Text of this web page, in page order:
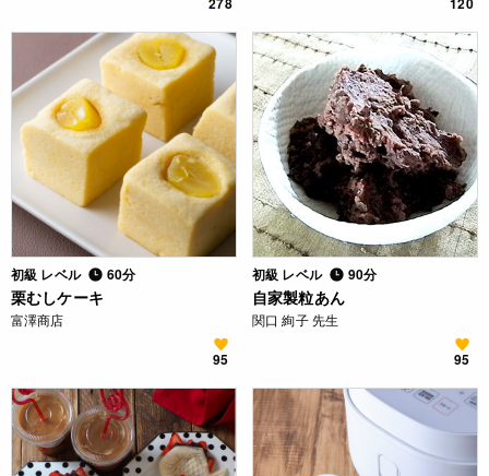
初級 レベル 60分
栗むしケーキ
富澤商店
95
初級 レベル 90分
自家製粒あん
関口 絢子 先生
95